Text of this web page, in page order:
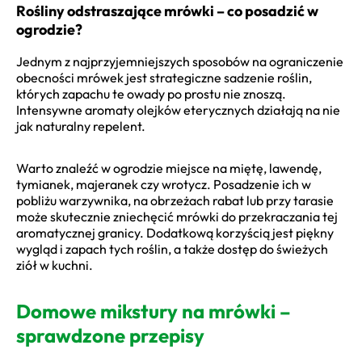
Rośliny odstraszające mrówki – co posadzić w
ogrodzie?
Jednym z najprzyjemniejszych sposobów na ograniczenie
obecności mrówek jest strategiczne sadzenie roślin,
których zapachu te owady po prostu nie znoszą.
Intensywne aromaty olejków eterycznych działają na nie
jak naturalny repelent.
Warto znaleźć w ogrodzie miejsce na miętę, lawendę,
tymianek, majeranek czy wrotycz. Posadzenie ich w
pobliżu warzywnika, na obrzeżach rabat lub przy tarasie
może skutecznie zniechęcić mrówki do przekraczania tej
aromatycznej granicy. Dodatkową korzyścią jest piękny
wygląd i zapach tych roślin, a także dostęp do świeżych
ziół w kuchni.
Domowe mikstury na mrówki –
sprawdzone przepisy